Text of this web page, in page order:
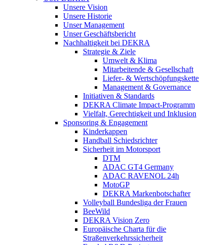
Unsere Vision
Unsere Historie
Unser Management
Unser Geschäftsbericht
Nachhaltigkeit bei DEKRA
Strategie & Ziele
Umwelt & Klima
Mitarbeitende & Gesellschaft
Liefer- & Wertschöpfungskette
Management & Governance
Initiativen & Standards
DEKRA Climate Impact-Programm
Vielfalt, Gerechtigkeit und Inklusion​
Sponsoring & Engagement
Kinderkappen
Handball Schiedsrichter
Sicherheit im Motorsport
DTM
ADAC GT4 Germany
ADAC RAVENOL 24h
MotoGP
DEKRA Markenbotschafter
Volleyball Bundesliga der Frauen
BeeWild
DEKRA Vision Zero
Europäische Charta für die
Straßenverkehrssicherheit